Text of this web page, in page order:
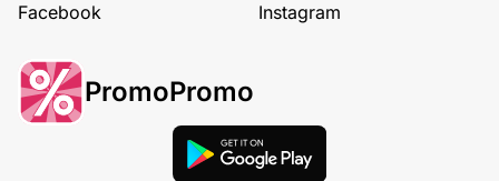
Facebook
Instagram
PromoPromo